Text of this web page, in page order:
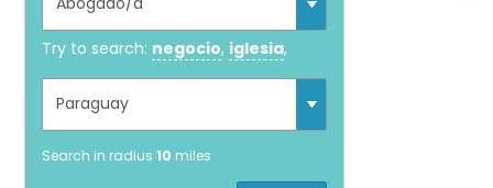
Try to search: negocio, iglesia,
Search in radius10 miles